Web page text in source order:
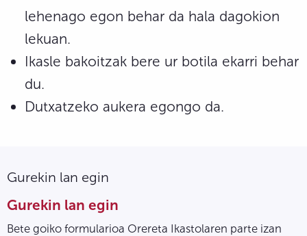
lehenago egon behar da hala dagokion
lekuan.
Ikasle bakoitzak bere ur botila ekarri behar
du.
Dutxatzeko aukera egongo da.
Gurekin lan egin
Gurekin lan egin
Bete goiko formularioa Orereta Ikastolaren parte izan